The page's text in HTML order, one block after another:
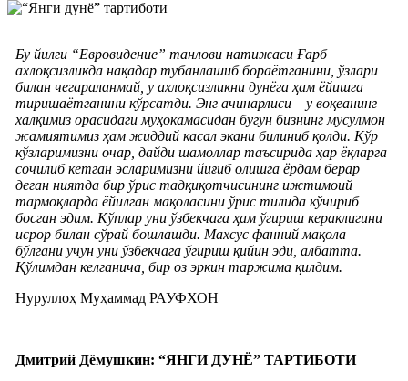
Бу йилги “Евровидение” танлови натижаси Ғарб
ахлоқсизликда нақадар тубанлашиб бораётганини, ўзлари
билан чегараланмай, у ахлоқсизликни дунёга ҳам ёйишга
тиришаётганини кўрсатди. Энг ачинарлиси – у воқеанинг
халқимиз орасидаги муҳокамасидан бугун бизнинг мусулмон
жамиятимиз ҳам жиддий касал экани билиниб қолди. Кўр
кўзларимизни очар, дайди шамоллар таъсирида ҳар ёқларга
сочилиб кетган эсларимизни йиғиб олишга ёрдам берар
деган ниятда бир ўрис тадқиқотчисининг ижтимоий
тармоқларда ёйилган мақоласини ўрис тилида кўчириб
босган эдим. Кўплар уни ўзбекчага ҳам ўгириш кераклигини
исрор билан сўрай бошлашди. Махсус фанний мақола
бўлгани учун уни ўзбекчага ўгириш қийин эди, албатта.
Қўлимдан келганича, бир оз эркин таржима қилдим.
Нуруллоҳ Муҳаммад РАУФХОН
Дмитрий Дёмушкин: “ЯНГИ ДУНЁ” ТАРТИБОТИ